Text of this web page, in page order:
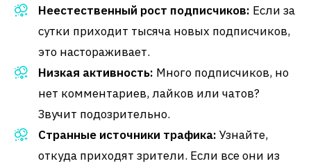
Неестественный рост подписчиков: Если за
сутки приходит тысяча новых подписчиков,
это настораживает.
Низкая активность: Много подписчиков, но
нет комментариев, лайков или чатов?
Звучит подозрительно.
Странные источники трафика: Узнайте,
откуда приходят зрители. Если все они из